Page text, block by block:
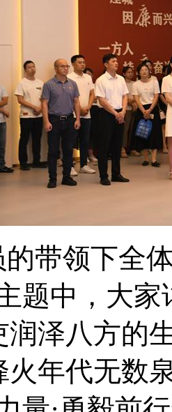
带领下全
题中，大
泽八方的
火年代无数